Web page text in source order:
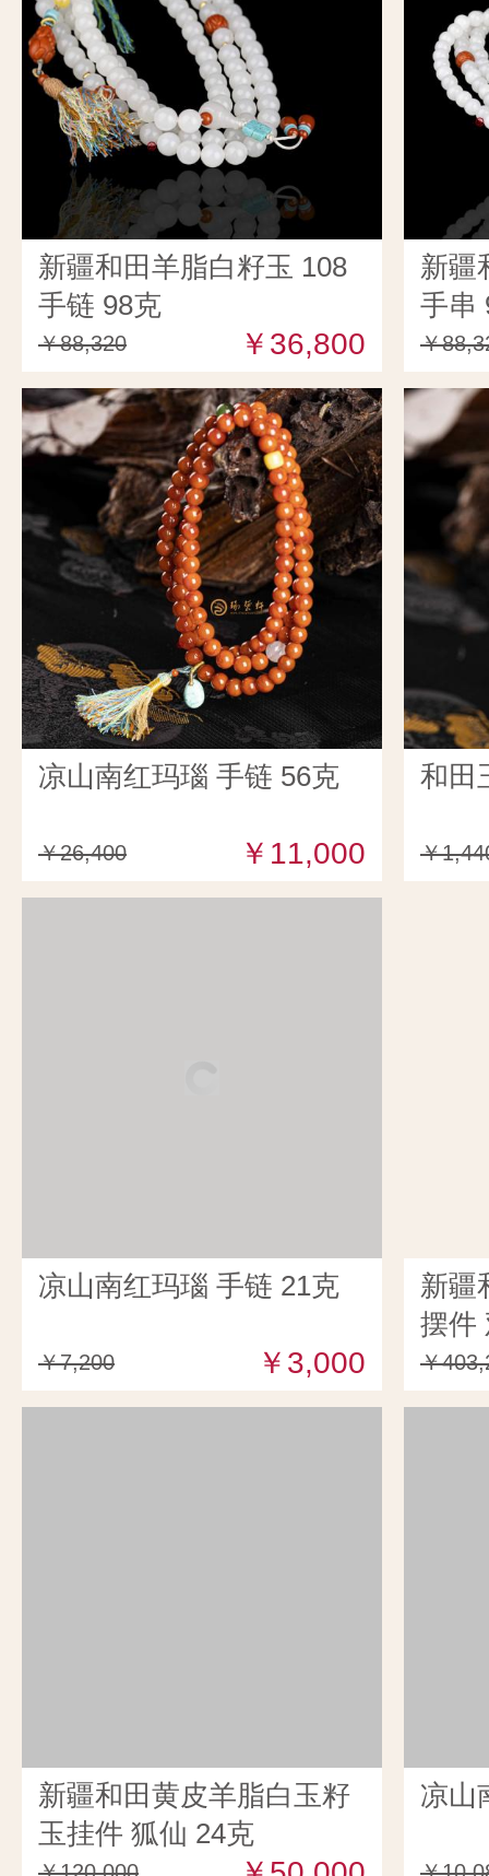
新疆和田羊脂白籽玉 108
手链 98克
￥88,320 ￥36,800
新疆
手串
￥
凉山南红玛瑙 手链 56克
￥26,400 ￥11,000
和田
￥
凉山南红玛瑙 手链 21克
￥7,200 ￥3,000
新疆
摆件
￥
新疆和田黄皮羊脂白玉籽
玉挂件 狐仙 24克
凉山